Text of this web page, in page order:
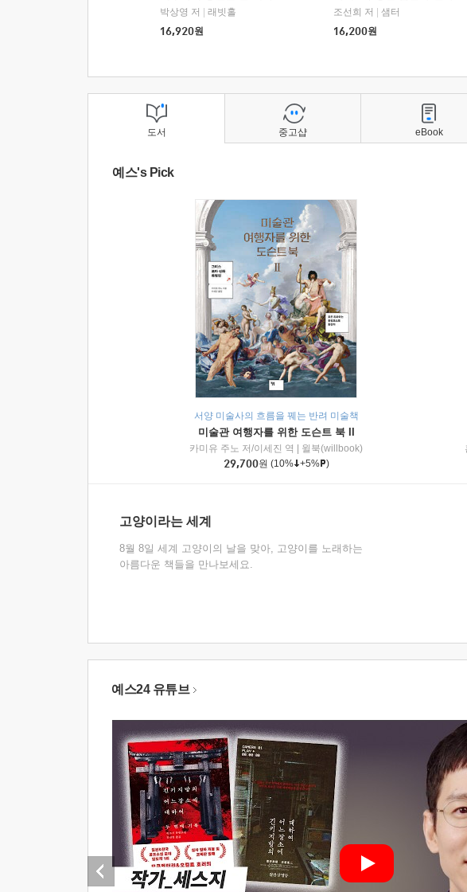
박상영 저
래빗홀
16,920원
조선희 저
샘터
16,200원
도서
예스's Pick
서양 미술사의 흐름을 꿰는 반려 미술책
미술관 여행자를 위한 도슨트 북 II
카미유 주노 저/이세진 역
윌북(willbook)
29,700원 (10% +5% )
고양이라는 세계
8월 8일 세계 고양이의 날을 맞아, 고양이를 노래하는
아름다운 책들을 만나보세요.
중고샵 eBook
예스24 유튜브